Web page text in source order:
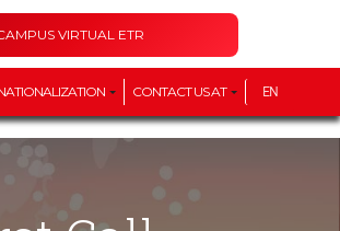
VIRTUAL ETR
CONTACT US AT EN